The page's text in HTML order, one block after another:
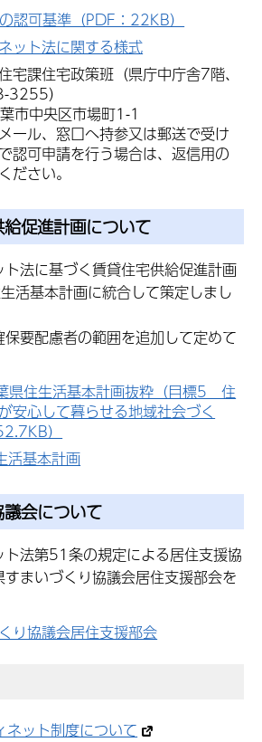
認可基準（PDF：22KB）
ット法に関する様式
宅課住宅政策班（県庁中庁舎7階、
）
市中央区市場町1-1
ール、窓口へ持参又は郵送で受け
認可申請を行う場合は、返信用の
ださい。
促進計画について
法に基づく賃貸住宅供給促進計画
活基本計画に統合して策定しまし
要配慮者の範囲を追加して定めて
県住生活基本計画抜粋（目標5 住
安心して暮らせる地域社会づく
）
活基本計画
会について
法第51条の規定による居住支援協
まいづくり協議会居住支援部会を
り協議会居住支援部会
ネット制度について